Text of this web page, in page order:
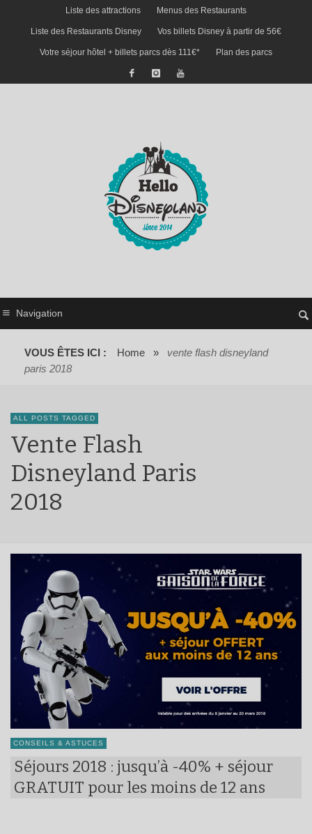
Liste des attractions Menus des Restaurants
Liste des Restaurants Disney Vos billets Disney à partir de 56€
Votre séjour hôtel + billets parcs dès 111€* Plan des parcs
Navigation
VOUS ÊTES ICI : Home »
vente flash disneyland
paris 2018
ALL POSTS TAGGED
Vente Flash
Disneyland Paris
2018
CONSEILS & ASTUCES
Séjours 2018 : jusqu’à -40% + séjour
GRATUIT pour les moins de 12 ans